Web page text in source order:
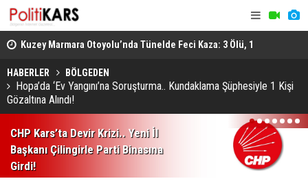
Kuzey Marmara Otoyolu’nda Tünelde Feci Kaza: 3 Ölü, 1
Ağır Yaralı
HABERLER BÖLGEDEN
Hopa’da ‘Ev Yangını’na Soruşturma.. Kundaklama Şüphesiyle 1 Kişi
Gözaltına Alındı!
CHP Kars’ta Devir Krizi.. Yeni İl
Başkanı Çilingirle Parti Binasına
Girdi!
1 2 3 4 5 6 7